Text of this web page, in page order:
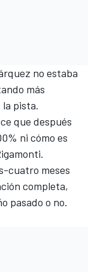
no estaba
más
pista.
que después
ni cómo es
cuatro meses
completa,
pasado o no.